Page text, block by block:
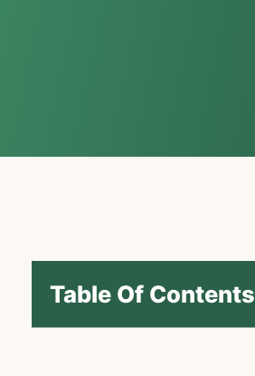
Table Of Contents